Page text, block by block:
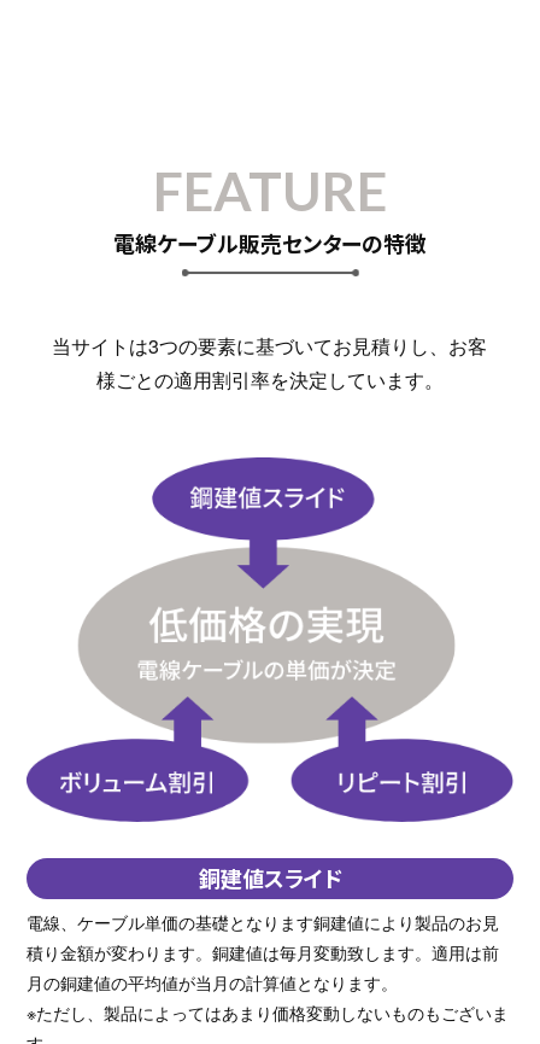
FEATURE
電線ケーブル販売センターの特徴
当サイトは3つの要素に基づいてお見積りし、お客
様ごとの適用割引率を決定しています。
銅建値スライド
電線、ケーブル単価の基礎となります銅建値により製品のお見
積り金額が変わります。銅建値は毎月変動致します。適用は前
月の銅建値の平均値が当月の計算値となります。
※ただし、製品によってはあまり価格変動しないものもございま